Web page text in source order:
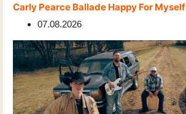
Carly Pearce Ballade Happy For Myself
07.08.2026